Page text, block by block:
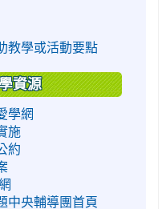
教學或活動要點
資源
學網
施
約
中央輔導團首頁